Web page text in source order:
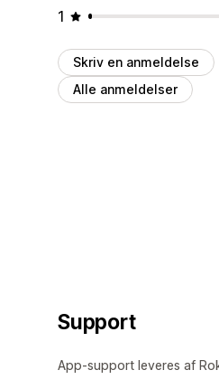
1
Skriv en anmeldelse
Alle anmeldelser
Support
App-support leveres af